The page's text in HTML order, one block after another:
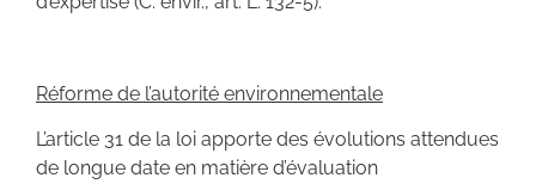
Réforme de l’autorité environnementale
L’article 31 de la loi apporte des évolutions attendues
de longue date en matière d’évaluation